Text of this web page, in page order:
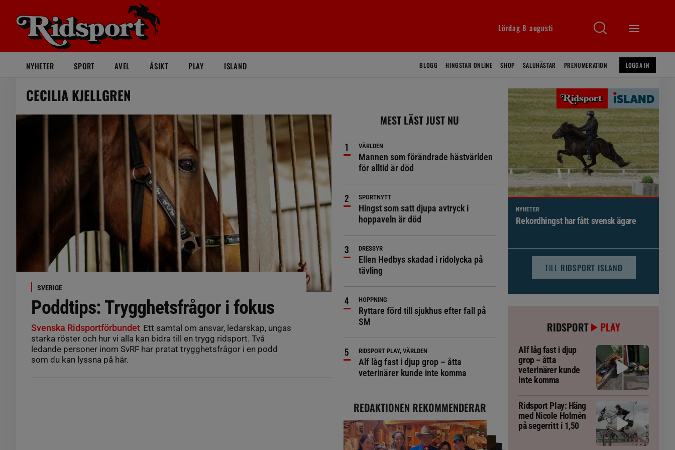
Lördag 8 augusti
NYHETER SPORT AVEL ÅSIKT PLAY ISLAND BLOGG HINGSTAR ONLINE SHOP SALUHÄSTAR PRENUMERATION LOGGA IN
CECILIA KJELLGREN
SVERIGE
Poddtips: Trygghetsfrågor i fokus
Svenska Ridsportförbundet Ett samtal om ansvar, ledarskap, ungas
starka röster och hur vi alla kan bidra till en trygg ridsport. Två
ledande personer inom SvRF har pratat trygghetsfrågor i en podd
som du kan lyssna på här.
MEST LÄST JUST NU
VÄRLDEN
Mannen som förändrade hästvärlden
för alltid är död
SPORTNYTT
Hingst som satt djupa avtryck i
hoppaveln är död
DRESSYR
Ellen Hedbys skadad i ridolycka på
tävling
HOPPNING
Ryttare förd till sjukhus efter fall på
SM
RIDSPORT PLAY, VÄRLDEN
Alf låg fast i djup grop – åtta
veterinärer kunde inte komma
REDAKTIONEN REKOMMENDERAR
NYHETER
Brett politiskt stöd för förändringar i
TILL RIDSPORT ISLAND
RIDSPORT PLAY
Alf låg fast i djup
grop – åtta
veterinärer kunde
inte komma
Ridsport Play: Häng
med Nicole Holmén
på segerritt i 1,50